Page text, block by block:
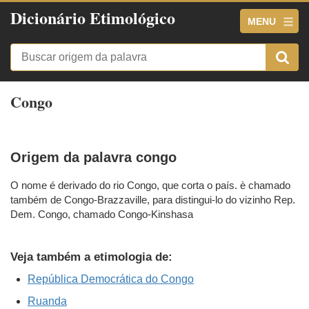
Dicionário Etimológico MENU
Congo
Origem da palavra congo
O nome é derivado do rio Congo, que corta o país. è chamado
também de Congo-Brazzaville, para distingui-lo do vizinho Rep.
Dem. Congo, chamado Congo-Kinshasa
Veja também a etimologia de:
República Democrática do Congo
Ruanda